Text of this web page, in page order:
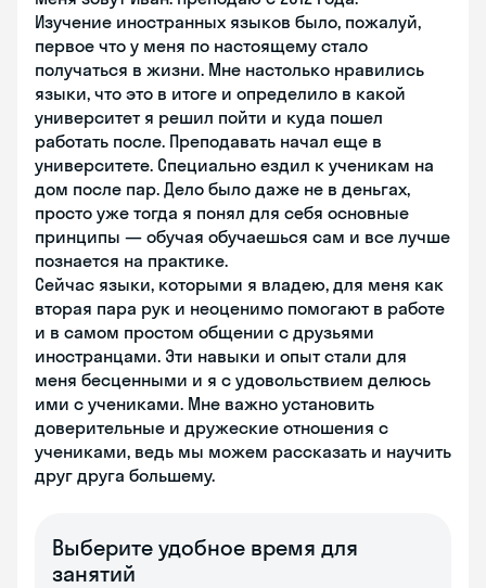
Изучение иностранных языков было, пожалуй,
первое что у меня по настоящему стало
получаться в жизни. Мне настолько нравились
языки, что это в итоге и определило в какой
университет я решил пойти и куда пошел
работать после. Преподавать начал еще в
университете. Специально ездил к ученикам на
дом после пар. Дело было даже не в деньгах,
просто уже тогда я понял для себя основные
принципы — обучая обучаешься сам и все лучше
познается на практике.
Сейчас языки, которыми я владею, для меня как
вторая пара рук и неоценимо помогают в работе
и в самом простом общении с друзьями
иностранцами. Эти навыки и опыт стали для
меня бесценными и я с удовольствием делюсь
ими с учениками. Мне важно установить
доверительные и дружеские отношения с
учениками, ведь мы можем рассказать и научить
друг друга большему.
Выберите удобное время для
занятий